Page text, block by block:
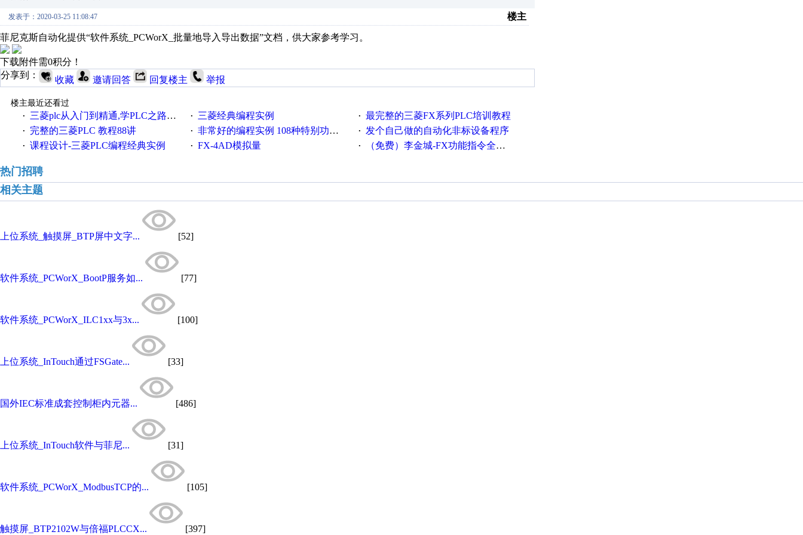
发表于：2020-03-25 11:08:47 楼主
菲尼克斯自动化提供“软件系统_PCWorX_批量地导入导出数据”文档，供大家参考学习。
下载附件需0积分！
分享到：
收藏 邀请回答 回复楼主 举报
楼主最近还看过
·
三菱plc从入门到精通,学PLC之路详解 · 三菱经典编程实例 · 最完整的三菱FX系列PLC培训教程
· 完整的三菱PLC 教程88讲 · 非常好的编程实例 108种特别功能指令的应用 · 发个自己做的自动化非标设备程序
· 课程设计-三菱PLC编程经典实例 · FX-4AD模拟量 · （免费）李金城-FX功能指令全套视频教程(1-41)
热门招聘
相关主题
上位系统_触摸屏_BTP屏中文字... [52]
软件系统_PCWorX_BootP服务如... [77]
软件系统_PCWorX_ILC1xx与3x... [100]
上位系统_InTouch通过FSGate... [33]
国外IEC标准成套控制柜内元器... [486]
上位系统_InTouch软件与菲尼... [31]
软件系统_PCWorX_ModbusTCP的... [105]
触摸屏_BTP2102W与倍福PLCCX... [397]